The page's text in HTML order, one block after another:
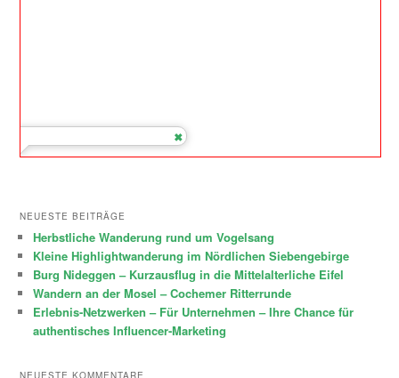
NEUESTE BEITRÄGE
Herbstliche Wanderung rund um Vogelsang
Kleine Highlightwanderung im Nördlichen Siebengebirge
Burg Nideggen – Kurzausflug in die Mittelalterliche Eifel
Wandern an der Mosel – Cochemer Ritterrunde
Erlebnis-Netzwerken – Für Unternehmen – Ihre Chance für
authentisches Influencer-Marketing
NEUESTE KOMMENTARE